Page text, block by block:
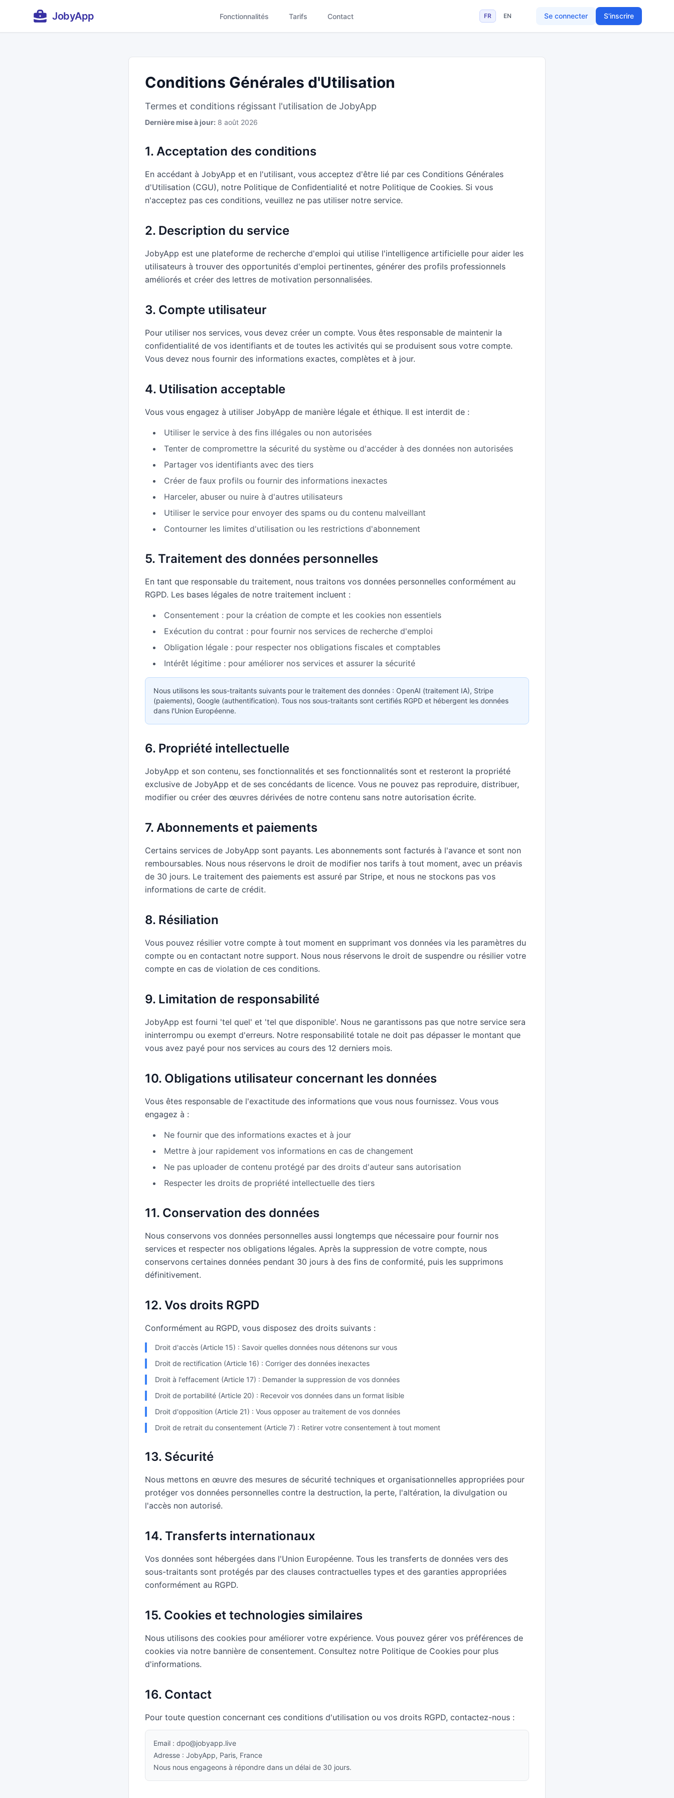
JobyApp Fonctionnalités Tarifs Contact FR EN Se connecter S'inscrire
Conditions Générales d'Utilisation
Termes et conditions régissant l'utilisation de JobyApp
Dernière mise à jour: 8 août 2026
1. Acceptation des conditions
En accédant à JobyApp et en l'utilisant, vous acceptez d'être lié par ces Conditions Générales
d'Utilisation (CGU), notre Politique de Confidentialité et notre Politique de Cookies. Si vous
n'acceptez pas ces conditions, veuillez ne pas utiliser notre service.
2. Description du service
JobyApp est une plateforme de recherche d'emploi qui utilise l'intelligence artificielle pour aider les
utilisateurs à trouver des opportunités d'emploi pertinentes, générer des profils professionnels
améliorés et créer des lettres de motivation personnalisées.
3. Compte utilisateur
Pour utiliser nos services, vous devez créer un compte. Vous êtes responsable de maintenir la
confidentialité de vos identifiants et de toutes les activités qui se produisent sous votre compte.
Vous devez nous fournir des informations exactes, complètes et à jour.
4. Utilisation acceptable
Vous vous engagez à utiliser JobyApp de manière légale et éthique. Il est interdit de :
Utiliser le service à des fins illégales ou non autorisées
Tenter de compromettre la sécurité du système ou d'accéder à des données non autorisées
Partager vos identifiants avec des tiers
Créer de faux profils ou fournir des informations inexactes
Harceler, abuser ou nuire à d'autres utilisateurs
Utiliser le service pour envoyer des spams ou du contenu malveillant
Contourner les limites d'utilisation ou les restrictions d'abonnement
5. Traitement des données personnelles
En tant que responsable du traitement, nous traitons vos données personnelles conformément au
RGPD. Les bases légales de notre traitement incluent :
Consentement : pour la création de compte et les cookies non essentiels
Exécution du contrat : pour fournir nos services de recherche d'emploi
Obligation légale : pour respecter nos obligations fiscales et comptables
Intérêt légitime : pour améliorer nos services et assurer la sécurité
Nous utilisons les sous-traitants suivants pour le traitement des données : OpenAI (traitement IA), Stripe
(paiements), Google (authentification). Tous nos sous-traitants sont certifiés RGPD et hébergent les données
dans l'Union Européenne.
6. Propriété intellectuelle
JobyApp et son contenu, ses fonctionnalités et ses fonctionnalités sont et resteront la propriété
exclusive de JobyApp et de ses concédants de licence. Vous ne pouvez pas reproduire, distribuer,
modifier ou créer des œuvres dérivées de notre contenu sans notre autorisation écrite.
7. Abonnements et paiements
Certains services de JobyApp sont payants. Les abonnements sont facturés à l'avance et sont non
remboursables. Nous nous réservons le droit de modifier nos tarifs à tout moment, avec un préavis
de 30 jours. Le traitement des paiements est assuré par Stripe, et nous ne stockons pas vos
informations de carte de crédit.
8. Résiliation
Vous pouvez résilier votre compte à tout moment en supprimant vos données via les paramètres du
compte ou en contactant notre support. Nous nous réservons le droit de suspendre ou résilier votre
compte en cas de violation de ces conditions.
9. Limitation de responsabilité
JobyApp est fourni 'tel quel' et 'tel que disponible'. Nous ne garantissons pas que notre service sera
ininterrompu ou exempt d'erreurs. Notre responsabilité totale ne doit pas dépasser le montant que
vous avez payé pour nos services au cours des 12 derniers mois.
10. Obligations utilisateur concernant les données
Vous êtes responsable de l'exactitude des informations que vous nous fournissez. Vous vous
engagez à :
Ne fournir que des informations exactes et à jour
Mettre à jour rapidement vos informations en cas de changement
Ne pas uploader de contenu protégé par des droits d'auteur sans autorisation
Respecter les droits de propriété intellectuelle des tiers
11. Conservation des données
Nous conservons vos données personnelles aussi longtemps que nécessaire pour fournir nos
services et respecter nos obligations légales. Après la suppression de votre compte, nous
conservons certaines données pendant 30 jours à des fins de conformité, puis les supprimons
définitivement.
12. Vos droits RGPD
Conformément au RGPD, vous disposez des droits suivants :
Droit d'accès (Article 15) : Savoir quelles données nous détenons sur vous
Droit de rectification (Article 16) : Corriger des données inexactes
Droit à l'effacement (Article 17) : Demander la suppression de vos données
Droit de portabilité (Article 20) : Recevoir vos données dans un format lisible
Droit d'opposition (Article 21) : Vous opposer au traitement de vos données
Droit de retrait du consentement (Article 7) : Retirer votre consentement à tout moment
13. Sécurité
Nous mettons en œuvre des mesures de sécurité techniques et organisationnelles appropriées pour
protéger vos données personnelles contre la destruction, la perte, l'altération, la divulgation ou
l'accès non autorisé.
14. Transferts internationaux
Vos données sont hébergées dans l'Union Européenne. Tous les transferts de données vers des
sous-traitants sont protégés par des clauses contractuelles types et des garanties appropriées
conformément au RGPD.
15. Cookies et technologies similaires
Nous utilisons des cookies pour améliorer votre expérience. Vous pouvez gérer vos préférences de
cookies via notre bannière de consentement. Consultez notre Politique de Cookies pour plus
d'informations.
16. Contact
Pour toute question concernant ces conditions d'utilisation ou vos droits RGPD, contactez-nous :
Email : dpo@jobyapp.live
Adresse : JobyApp, Paris, France
Nous nous engageons à répondre dans un délai de 30 jours.